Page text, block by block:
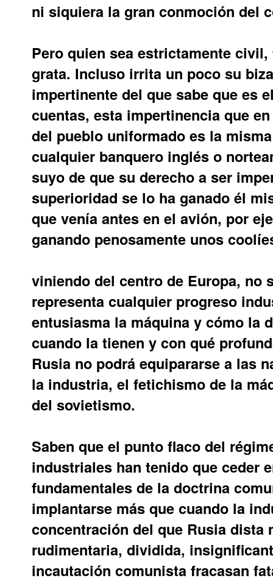
ni siquiera la gran conmoción del
Pero quien sea estrictamente
grata. Incluso irrita un poco su
impertinente del que sabe que es
cuentas, esta impertinencia que
del pueblo uniformado es la
cualquier banquero inglés o
suyo de que su derecho a ser
superioridad se lo ha ganado él
que venía antes en el avión, por
ganando penosamente unos
viniendo del centro de Europa, no
representa cualquier progreso
entusiasma la máquina y cómo la
cuando la tienen y con qué
Rusia no podrá equipararse a las
la industria, el fetichismo de la
del sovietismo.
Saben que el punto flaco del
industriales han tenido que ceder
fundamentales de la doctrina
implantarse más que cuando la
concentración del que Rusia dista
rudimentaria, dividida,
incautación comunista fracasan